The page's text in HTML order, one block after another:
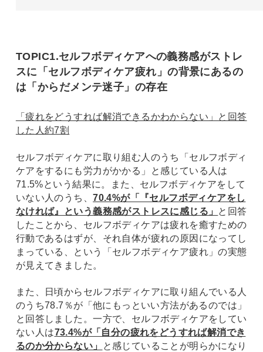
TOPIC1.セルフボディケアへの義務感がストレ
スに「セルフボディケア疲れ」の背景にあるの
は「からだメンテ迷子」の存在
「疲れをどうすれば解消できるかわからない」と回答
した人約7割
セルフボディケアに取り組む人のうち「セルフボディ
ケアをするにも労力がかかる」と感じている人は
71.5%という結果に。また、セルフボディケアをして
いない人のうち、70.4%が「『セルフボディケアをし
なければ』という義務感がストレスに感じる」 と回答
したことから、セルフボディケアは疲れを癒すための
行動であるはずが、それ自体が疲れの原因になってし
まっている、という「セルフボディケア疲れ」の実態
が見えてきました。
また、日頃からセルフボディケアに取り組んでいる人
のうち78.7％が「他にもっといい方法があるのでは」
と回答しました。一方で、セルフボディケアをしてい
ない人は73.4%が「自分の疲れをどうすれば解消でき
るのか分からない」
と感じていることが明らかになり